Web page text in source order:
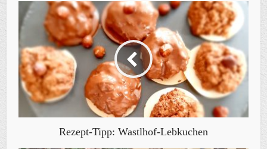
Rezept-Tipp: Wastlhof-Lebkuchen